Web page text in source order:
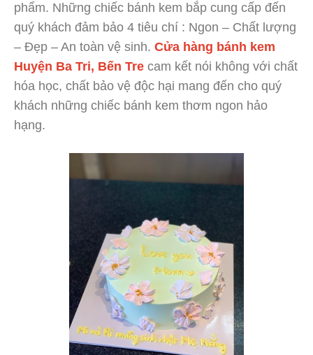
phẩm. Những chiếc bánh kem bắp cung cấp đến
quý khách đảm bảo 4 tiêu chí : Ngon – Chất lượng
– Đẹp – An toàn vệ sinh. Cửa hàng bánh kem
Huyện Ba Tri, Bến Tre cam kết nói không với chất
hóa học, chất bảo vệ độc hại mang đến cho quý
khách những chiếc bánh kem thơm ngon hảo
hạng.